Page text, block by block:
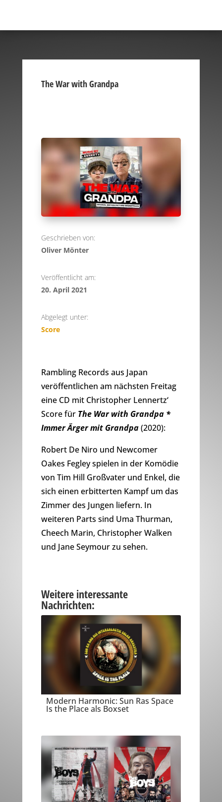
The War with Grandpa
Geschrieben von:
Oliver Mönter
Veröffentlicht am:
20. April 2021
Abgelegt unter:
Score
Rambling Records aus Japan
veröffentlichen am nächsten Freitag
eine CD mit Christopher Lennertz‘
Score für The War with Grandpa *
Immer Ärger mit Grandpa(2020):
Robert De Niro und Newcomer
Oakes Fegley spielen in der Komödie
von Tim Hill Großvater und Enkel, die
sich einen erbitterten Kampf um das
Zimmer des Jungen liefern. In
weiteren Parts sind Uma Thurman,
Cheech Marin, Christopher Walken
und Jane Seymour zu sehen.
Weitere interessante
Nachrichten:
Modern Harmonic: Sun Ras Space
Is the Place als Boxset